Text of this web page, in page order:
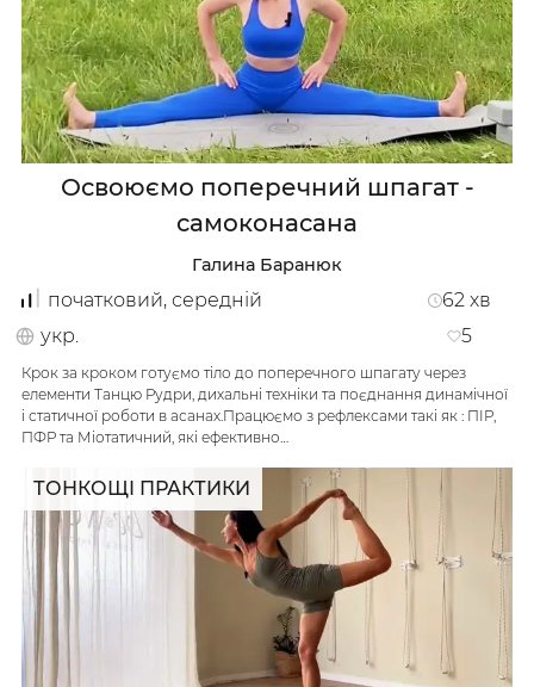
Українська по-русски
Освоюємо поперечний шпагат -
самоконасана
Галина Баранюк
початковий, середній 62 хв
5
укр.
Крок за кроком готуємо тіло до поперечного шпагату через
елементи Танцю Рудри, дихальні техніки та поєднання динамічної
і статичної роботи в асанах.Працюємо з рефлексами такі як : ПІР,
ПФР та Міотатичний, які ефективно…
ТОНКОЩІ ПРАКТИКИ